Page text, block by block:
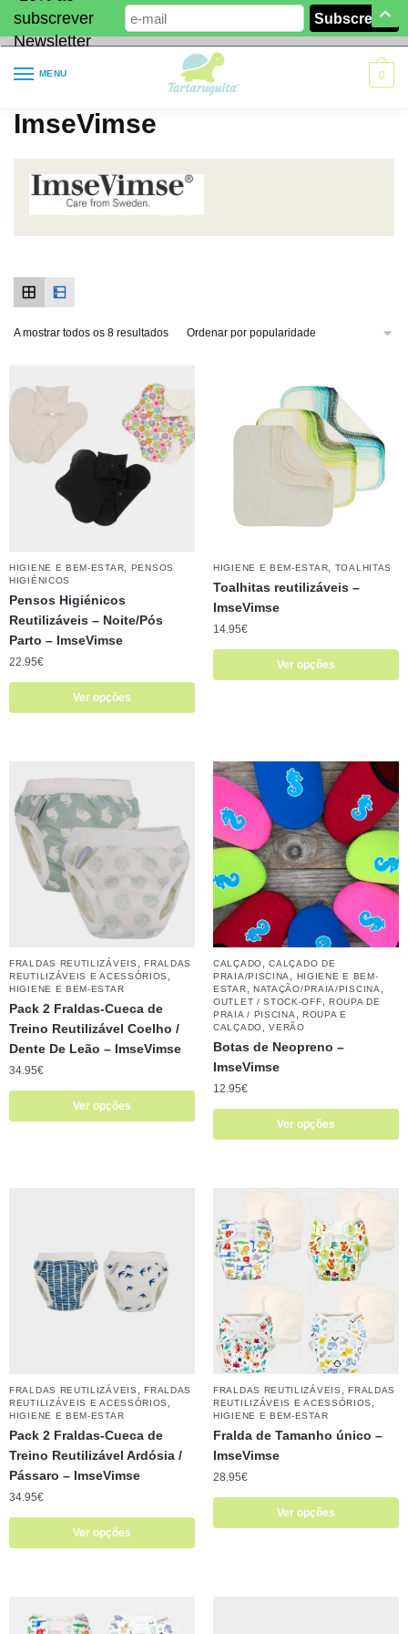
subscrever
Newsletter
MENU 0
ImseVimse
A mostrar todos os 8 resultados
HIGIENE E BEM-ESTAR
PENSOS
HIGIÉNICOS
Pensos Higiénicos
Reutilizáveis – Noite/Pós
Parto – ImseVimse
22.95€
Ver opções
HIGIENE E BEM-ESTAR TOALHITAS
Toalhitas reutilizáveis – ​​
ImseVimse
14.95€
Ver opções
FRALDAS REUTILIZÁVEIS ,FRALDAS
REUTILIZÁVEIS E ACESSÓRIOS
HIGIENE E BEM-ESTAR
Pack 2 Fraldas-Cueca de
Treino Reutilizável Coelho /
Dente De Leão – ​​ImseVimse
34.95€
Ver opções
CALÇADO ,CALÇADO DE
PRAIA/PISCINA
HIGIENE E BEM-
ESTAR
NATAÇÃO/PRAIA/PISCINA
OUTLET / STOCK-OFF ,ROUPA DE
PRAIA / PISCINA
ROUPA E
CALÇADO
,VERÃO
Botas de Neopreno – ​​
ImseVimse
12.95€
Ver opções
FRALDAS REUTILIZÁVEIS ,FRALDAS
REUTILIZÁVEIS E ACESSÓRIOS
HIGIENE E BEM-ESTAR
Pack 2 Fraldas-Cueca de
Treino Reutilizável Ardósia /
Pássaro – ​​ImseVimse
34.95€
Ver opções
FRALDAS REUTILIZÁVEIS ,FRALDAS
REUTILIZÁVEIS E ACESSÓRIOS
HIGIENE E BEM-ESTAR
Fralda de Tamanho único – ​​
ImseVimse
28.95€
Ver opções